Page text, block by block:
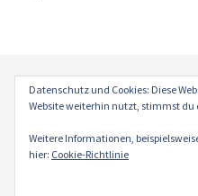
Theme: Weta
Datenschutz und Cookies: Diese
Website weiterhin nutzt, stimmst du
Weitere Informationen,
hier: Cookie-Richtlinie